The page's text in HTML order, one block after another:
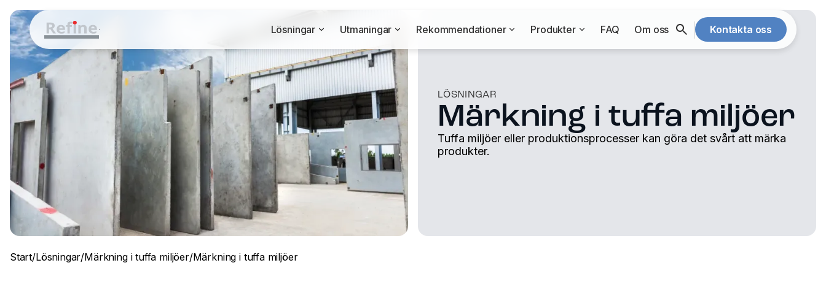
LÖSNINGAR
Märkning i tuffa miljöer
Tuffa miljöer eller produktionsprocesser kan göra det svårt att märka
produkter.
Start/Lösningar/Märkning i tuffa miljöer/Märkning i tuffa miljöer
Lösningar Utmaningar Rekommendationer Produkter FAQ Om oss Kontakta oss